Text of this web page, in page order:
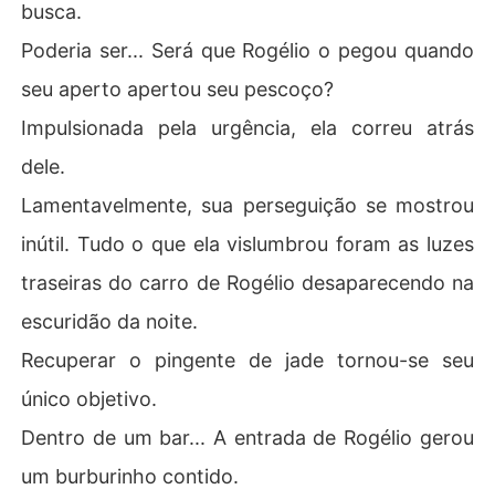
busca.
Poderia ser... Será que Rogélio o pegou quando
seu aperto apertou seu pescoço?
Impulsionada pela urgência, ela correu atrás
dele.
Lamentavelmente, sua perseguição se mostrou
inútil. Tudo o que ela vislumbrou foram as luzes
traseiras do carro de Rogélio desaparecendo na
escuridão da noite.
Recuperar o pingente de jade tornou-se seu
único objetivo.
Dentro de um bar... A entrada de Rogélio gerou
um burburinho contido.